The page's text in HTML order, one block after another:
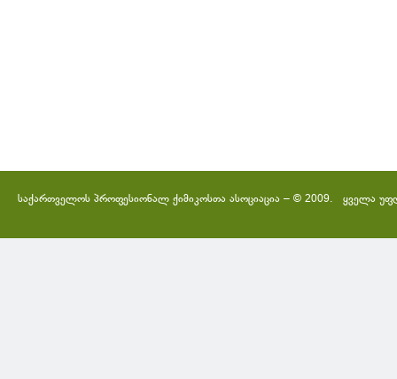
საქართველოს პროფესიონალ ქიმიკოსთა ასოციაცია – © 2009. ყველა